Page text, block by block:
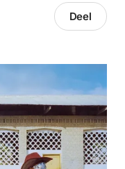
Deel